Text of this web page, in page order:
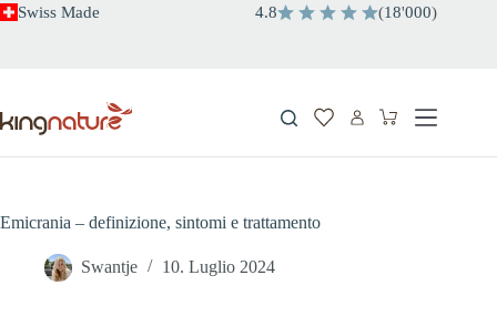
SaltaSwiss Made 4.8 (18'000)
Carrello
Emicrania – definizione, sintomi e trattamento
Swantje 10. Luglio 2024